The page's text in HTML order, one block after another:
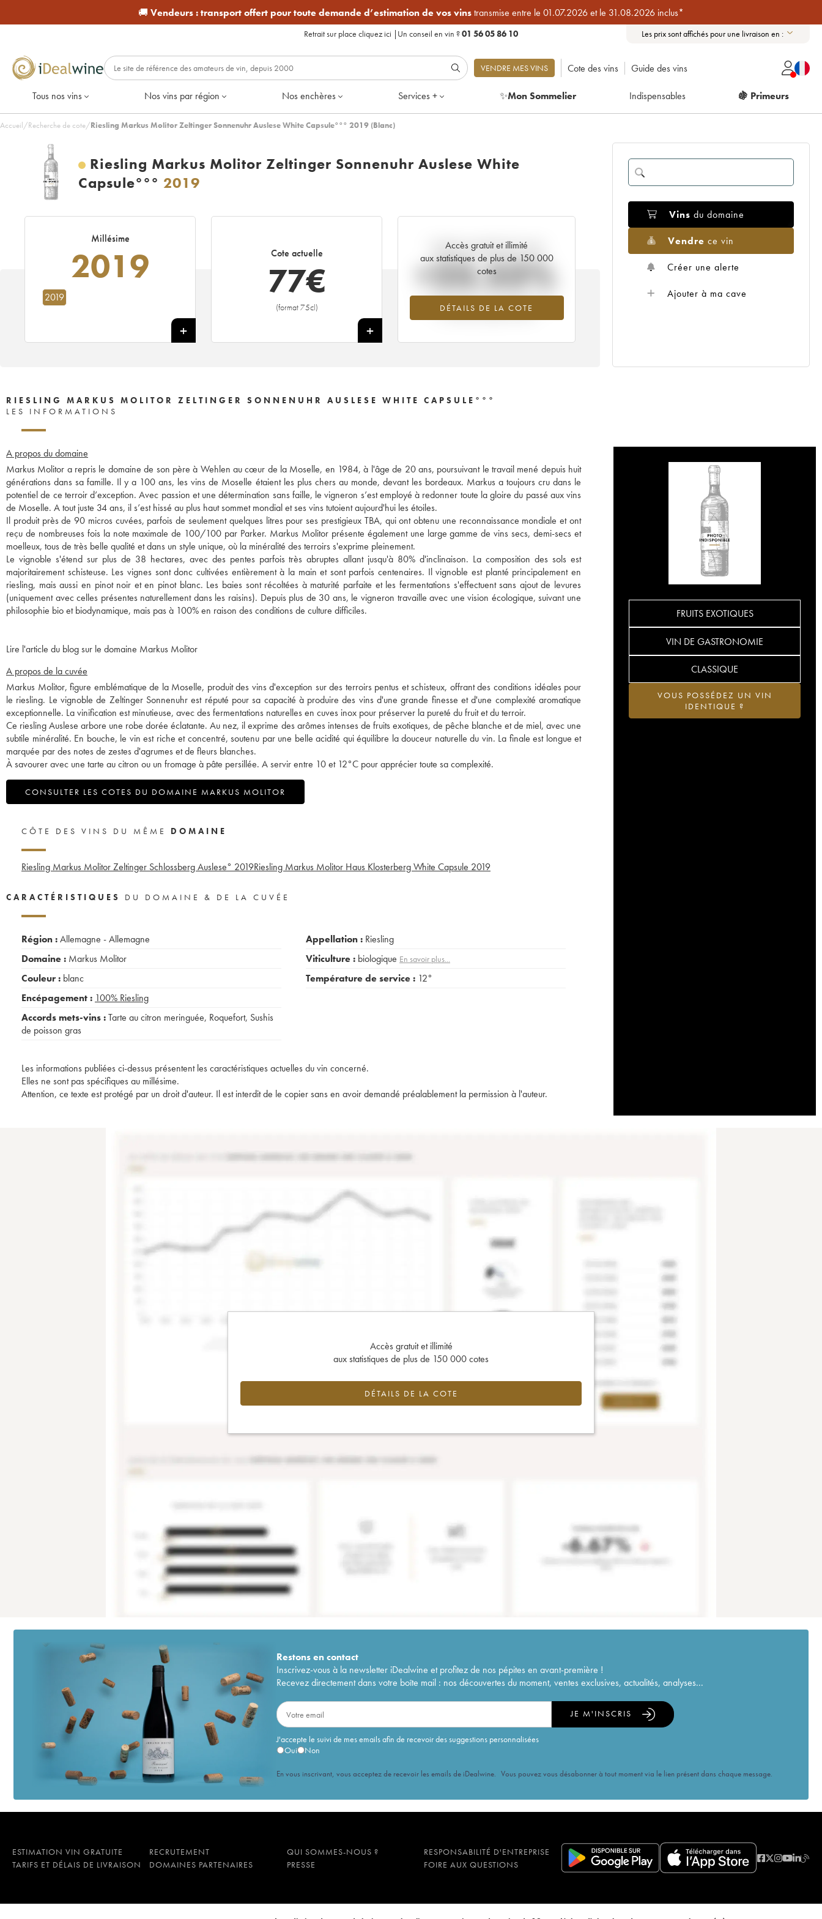
🚚 Vendeurs :transport offert pour toute demande d’estimation de vos vinstransmise entre le 01.07.2026 et le 31.08.2026 inclus*
Retrait sur place cliquez ici | Un conseil en vin ?01 56 05 86 10 Les prix sont affichés pour une livraison en :
VENDRE MES VINS Cote des vins Guide des vins
Tous nos vins Nos vins par région Nos enchères Services + ✨Mon Sommelier Indispensables 🍇 Primeurs
Accueil/Recherche de cote/Riesling Markus Molitor Zeltinger Sonnenuhr Auslese White Capsule°°° 2019 (Blanc)
Riesling Markus Molitor Zeltinger Sonnenuhr Auslese White
Capsule°°° 2019
Millésime
2019
2019
Cote actuelle
77€
(format 75cl)
+
Accès gratuit et illimité
aux statistiques de plus de 150 000
cotes
DÉTAILS DE LA COTE
Tendance actuelle de la cote
+23.53%
Tendance à la hausse du millésime 2019
en 2026 par rapport à 2025
Vins du domaine
Vendre ce vin
Créer une alerte
Ajouter à ma cave
RIESLING MARKUS MOLITOR ZELTINGER SONNENUHR AUSLESE WHITE CAPSULE°°°
LES INFORMATIONS
A propos du domaine
Markus Molitor a repris le domaine de son père à Wehlen au cœur de la Moselle, en 1984, à l'âge de 20 ans, poursuivant le travail mené depuis huit
générations dans sa famille. Il y a 100 ans, les vins de Moselle étaient les plus chers au monde, devant les bordeaux. Markus a toujours cru dans le
potentiel de ce terroir d’exception. Avec passion et une détermination sans faille, le vigneron s’est employé à redonner toute la gloire du passé aux vins
de Moselle. A tout juste 34 ans, il s’est hissé au plus haut sommet mondial et ses vins tutoient aujourd'hui les étoiles.
Il produit près de 90 micros cuvées, parfois de seulement quelques litres pour ses prestigieux TBA, qui ont obtenu une reconnaissance mondiale et ont
reçu de nombreuses fois la note maximale de 100/100 par Parker. Markus Molitor présente également une large gamme de vins secs, demi-secs et
moelleux, tous de très belle qualité et dans un style unique, où la minéralité des terroirs s'exprime pleinement.
Le vignoble s'étend sur plus de 38 hectares, avec des pentes parfois très abruptes allant jusqu'à 80% d'inclinaison. La composition des sols est
majoritairement schisteuse. Les vignes sont donc cultivées entièrement à la main et sont parfois centenaires. Il vignoble est planté principalement en
riesling, mais aussi en pinot noir et en pinot blanc. Les baies sont récoltées à maturité parfaite et les fermentations s'effectuent sans ajout de levures
(uniquement avec celles présentes naturellement dans les raisins). Depuis plus de 30 ans, le vigneron travaille avec une vision écologique, suivant une
philosophie bio et biodynamique, mais pas à 100% en raison des conditions de culture difficiles.
Lire l'article du blog sur le domaine Markus Molitor
A propos de la cuvée
Markus Molitor, figure emblématique de la Moselle, produit des vins d'exception sur des terroirs pentus et schisteux, offrant des conditions idéales pour
le riesling. Le vignoble de Zeltinger Sonnenuhr est réputé pour sa capacité à produire des vins d'une grande finesse et d'une complexité aromatique
exceptionnelle. La vinification est minutieuse, avec des fermentations naturelles en cuves inox pour préserver la pureté du fruit et du terroir.
Ce riesling Auslese arbore une robe dorée éclatante. Au nez, il exprime des arômes intenses de fruits exotiques, de pêche blanche et de miel, avec une
subtile minéralité. En bouche, le vin est riche et concentré, soutenu par une belle acidité qui équilibre la douceur naturelle du vin. La finale est longue et
marquée par des notes de zestes d'agrumes et de fleurs blanches.
À savourer avec une tarte au citron ou un fromage à pâte persillée. A servir entre 10 et 12°C pour apprécier toute sa complexité.
CONSULTER LES COTES DU DOMAINE MARKUS MOLITOR
FRUITS EXOTIQUES
VIN DE GASTRONOMIE
CLASSIQUE
VOUS POSSÉDEZ UN VIN
IDENTIQUE ?
CÔTE DES VINS DU MÊME DOMAINE
Riesling Markus Molitor Zeltinger Schlossberg Auslese° 2019Riesling Markus Molitor Haus Klosterberg White Capsule 2019
CARACTÉRISTIQUES DU DOMAINE & DE LA CUVÉE
Région :Allemagne - Allemagne
Domaine : Markus Molitor
Couleur : blanc
Encépagement : 100% Riesling
Accords mets-vins :Tarte au citron meringuée, Roquefort, Sushis
de poisson gras
Appellation : Riesling
Viticulture : biologique En savoir plus...
Température de service : 12°
Les informations publiées ci-dessus présentent les caractéristiques actuelles du vin concerné.
Elles ne sont pas spécifiques au millésime.
Attention, ce texte est protégé par un droit d'auteur. Il est interdit de le copier sans en avoir demandé préalablement la permission à l'auteur.
Accès gratuit et illimité
aux statistiques de plus de 150 000 cotes
DÉTAILS DE LA COTE
Restons encontact
Inscrivez-vous à la newsletter iDealwine et profitez de nos pépites en avant-première !
Recevez directement dans votre boîte mail : nos découvertes du moment, ventes exclusives, actualités, analyses...
J'accepte le suivi de mes emails afin de recevoir des suggestions personnalisées
Oui
Non
JE M'INSCRIS
En vous inscrivant, vous acceptez de recevoir les emails de iDealwine. Vous pouvez vous désabonner à tout moment via le lien présent dans chaque message.
ESTIMATION VIN GRATUITE RECRUTEMENT QUI SOMMES-NOUS ?
RESPONSABILITÉ D'ENTREPRISE
TARIFS ET DÉLAIS DE LIVRAISON
DOMAINES PARTENAIRES PRESSE FOIRE AUX QUESTIONS